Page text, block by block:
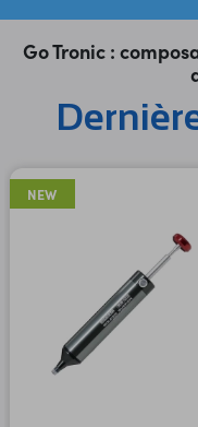
Go Tronic :
NEW